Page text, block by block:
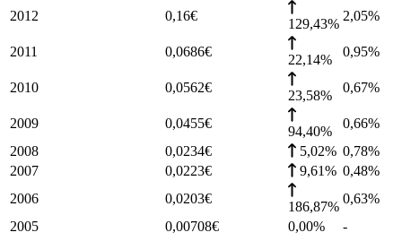
2012 0,16€
129,43%
2,05%
2011 0,0686€
22,14%
0,95%
2010 0,0562€
23,58%
0,67%
2009 0,0455€
94,40%
0,66%
2008
0,0234€ 5,02% 0,78%
2007
0,0223€ 9,61% 0,48%
2006
0,0203€
186,87%
0,63%
2005
0,00708€ 0,00% -